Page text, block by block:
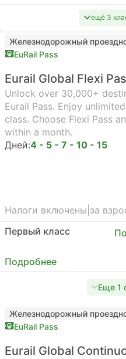
ещё 3
Железнодорожный
EuRail Pass
Eurail Global Flexi
Unlock over 30,000+
Eurail Pass. Enjoy
class. Choose Flexi Pass
within a month.
Дней:4 - 5 - 7 - 10 - 15
Налоги включены за
Первый класс
Подробнее
Еще 1
Железнодорожный
EuRail Pass
Eurail Global